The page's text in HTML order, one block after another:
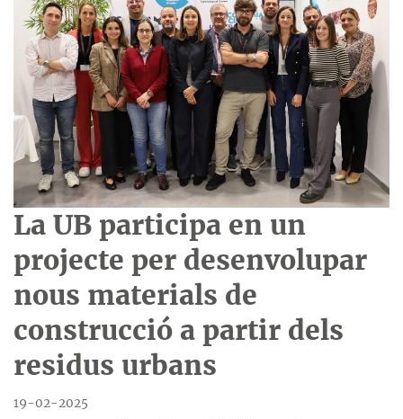
La UB participa en un
projecte per desenvolupar
nous materials de
construcció a partir dels
residus urbans
19-02-2025